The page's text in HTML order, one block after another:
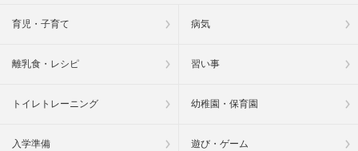
育児・子育て 病気
離乳食・レシピ 習い事
トイレトレーニング 幼稚園・保育園
入学準備 遊び・ゲーム